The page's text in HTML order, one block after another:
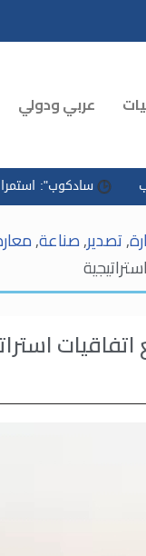
عربي ودولي
استمرار توريدات
,تصدير,صناعة,